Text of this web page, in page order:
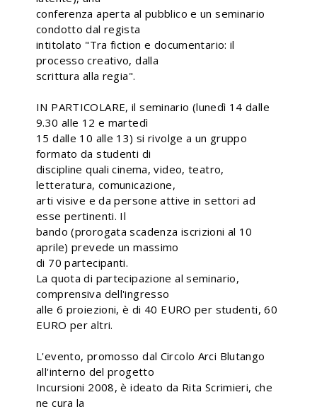
conferenza aperta al pubblico e un seminario
condotto dal regista
intitolato "Tra fiction e documentario: il
processo creativo, dalla
scrittura alla regia".
IN PARTICOLARE, il seminario (lunedì 14 dalle
9.30 alle 12 e martedì
15 dalle 10 alle 13) si rivolge a un gruppo
formato da studenti di
discipline quali cinema, video, teatro,
letteratura, comunicazione,
arti visive e da persone attive in settori ad
esse pertinenti. Il
bando (prorogata scadenza iscrizioni al 10
aprile) prevede un massimo
di 70 partecipanti.
La quota di partecipazione al seminario,
comprensiva dell'ingresso
alle 6 proiezioni, è di 40 EURO per studenti, 60
EURO per altri.
L'evento, promosso dal Circolo Arci Blutango
all'interno del progetto
Incursioni 2008, è ideato da Rita Scrimieri, che
ne cura la